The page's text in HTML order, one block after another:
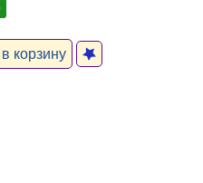
корзину